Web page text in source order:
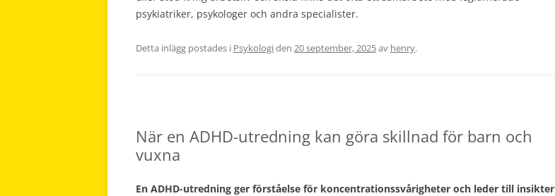
psykiatriker, psykologer och andra specialister.
Detta inlägg postades i Psykologiden 20 september, 2025av henry.
När en ADHD-utredning kan göra skillnad för barn och
vuxna
En ADHD-utredning ger förståelse för koncentrationssvårigheter och leder till insikter